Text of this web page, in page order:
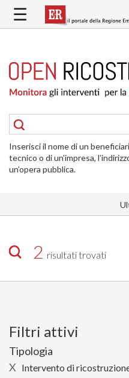
contenuto
RICOSTRUZIONE
PUBBLICA
DELLE
ABITAZIONI
RICOSTRUZIONE
ATTIVITÀ
INTERVENTI
SI
☰
Inserisci il nome di un
tecnico o di un’impresa,
un’opera pubblica.
2 risultati trovati
Filtri attivi
Tipologia
X Intervento di